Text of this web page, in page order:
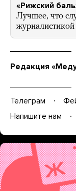
«Рижский
Лучшее, что
Редакция
Телеграм
Напишите нам